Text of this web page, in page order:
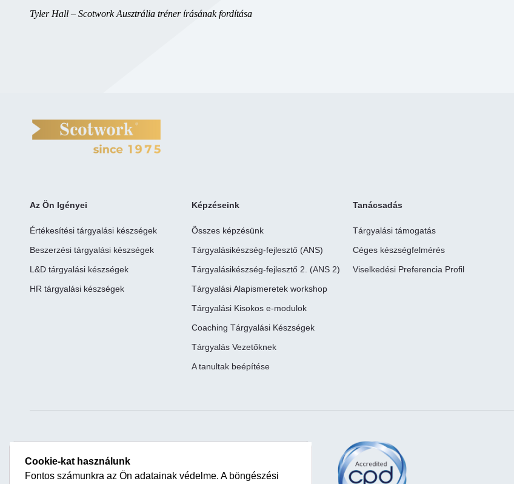
Tyler Hall – Scotwork Ausztrália tréner írásának fordítása
Az Ön Igényei
Értékesítési tárgyalási készségek
Beszerzési tárgyalási készségek
L&D tárgyalási készségek
HR tárgyalási készségek
Képzéseink
Összes képzésünk
Tárgyalásikészség-fejlesztő (ANS)
Tárgyalásikészség-fejlesztő 2. (ANS 2)
Tárgyalási Alapismeretek workshop
Tárgyalási Kisokos e-modulok
Coaching Tárgyalási Készségek
Tárgyalás Vezetőknek
A tanultak beépítése
Tanácsadás
Tárgyalási támogatás
Céges készségfelmérés
Viselkedési Preferencia Profil
+3612225177
Cookie-kat használunk
Fontos számunkra az Ön adatainak védelme. A böngészési